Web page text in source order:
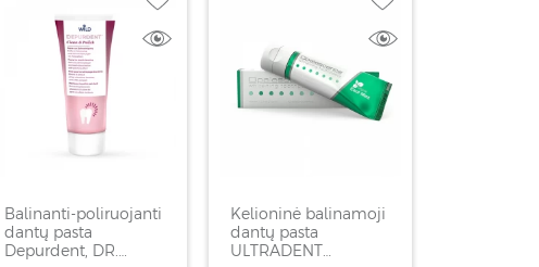
Balinanti-poliruojanti
dantų pasta
Depurdent, DR.
Kelioninė balinamoji
dantų pasta
ULTRADENT